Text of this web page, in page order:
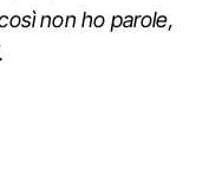
non ho parole,